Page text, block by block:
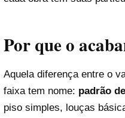
Por que o
Aquela diferença entre o
faixa tem nome: padrão
piso simples, louças